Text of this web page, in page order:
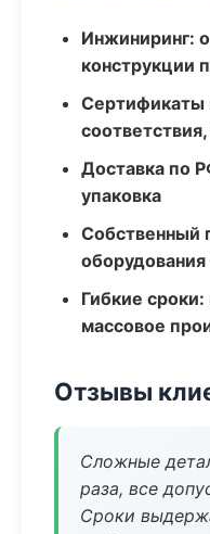
Инжиниринг:
конструкции
Сертификаты
Доставка по
упаковка
Собственный
Гибкие
массовое
Отзывы
Сложные
раза, все
Сроки